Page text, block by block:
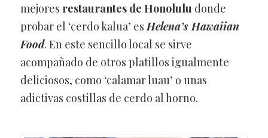
mejores restaurantes de Honolulu donde
probar el ‘cerdo kalua’ esHelena’s Hawaiian
Food. En este sencillo local se sirve
acompañado de otros platillos igualmente
deliciosos, como ‘calamar luau’ o unas
adictivas costillas de cerdo al horno.